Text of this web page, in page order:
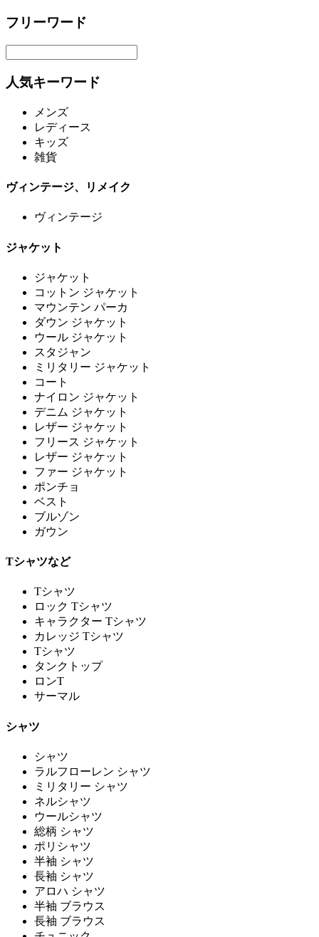
フリーワード
人気キーワード
メンズ
レディース
キッズ
雑貨
ヴィンテージ、リメイク
ヴィンテージ
ジャケット
ジャケット
コットン ジャケット
マウンテン パーカ
ダウン ジャケット
ウール ジャケット
スタジャン
ミリタリー ジャケット
コート
ナイロン ジャケット
デニム ジャケット
レザー ジャケット
フリース ジャケット
レザー ジャケット
ファー ジャケット
ポンチョ
ベスト
ブルゾン
ガウン
Tシャツなど
Tシャツ
ロック Tシャツ
キャラクター Tシャツ
カレッジ Tシャツ
Tシャツ
タンクトップ
ロンT
サーマル
シャツ
シャツ
ラルフローレン シャツ
ミリタリー シャツ
ネルシャツ
ウールシャツ
総柄 シャツ
ポリシャツ
半袖 シャツ
長袖 シャツ
アロハ シャツ
半袖 ブラウス
長袖 ブラウス